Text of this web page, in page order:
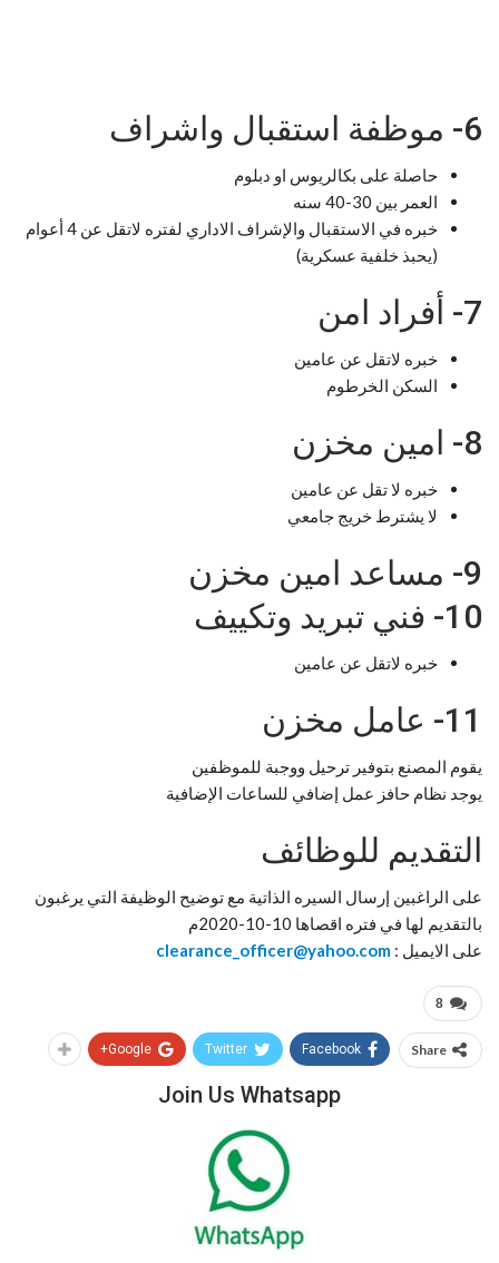
6- موظفة استقبال واشراف
حاصلة على بكالريوس او دبلوم
العمر بين 30-40 سنه
خبره في الاستقبال والإشراف الاداري لفتره لاتقل عن 4 أعوام
(يحبذ خلفية عسكرية)
7- أفراد امن
خبره لاتقل عن عامين
السكن الخرطوم
8- امين مخزن
خبره لا تقل عن عامين
لا يشترط خريج جامعي
9- مساعد امين مخزن
10- فني تبريد وتكييف
خبره لاتقل عن عامين
11- عامل مخزن
يقوم المصنع بتوفير ترحيل ووجبة للموظفين
يوجد نظام حافز عمل إضافي للساعات الإضافية
التقديم للوظائف
على الراغبين إرسال السيره الذاتية مع توضيح الوظيفة التي يرغبون
بالتقديم لها في فتره اقصاها 10-10-2020م
على الايميل : clearance_officer@yahoo.com
8
Share
Facebook
Twitter
Google+
Join Us Whatsapp